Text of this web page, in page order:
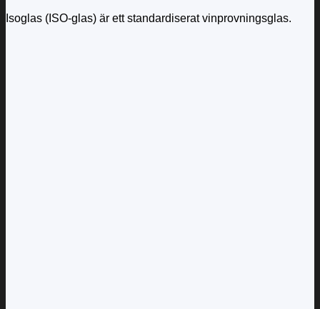
Isoglas (ISO-glas) är ett standardiserat vinprovningsglas.